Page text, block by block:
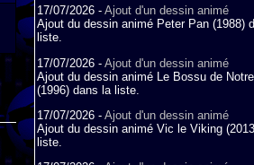
17/07/2026 - Ajout d'un dessin animé
Ajout du dessin animé Peter Pan (1988)
liste.
17/07/2026 - Ajout d'un dessin animé
Ajout du dessin animé Le Bossu de
(1996) dans la liste.
17/07/2026 - Ajout d'un dessin animé
Ajout du dessin animé Vic le Viking
liste.